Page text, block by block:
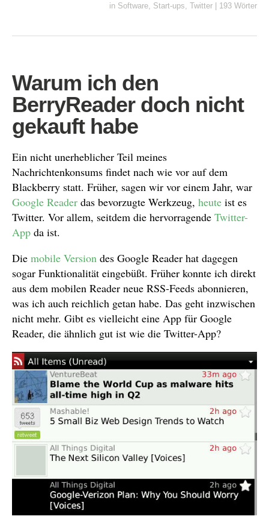
in Software Start-ups Twitter | 193 Wörter
Warum ich den
BerryReader doch nicht
gekauft habe
Ein nicht unerheblicher Teil meines
Nachrichtenkonsums findet nach wie vor auf dem
Blackberry statt. Früher, sagen wir vor einem Jahr, war
Google Reader das bevorzugte Werkzeug, heute ist es
Twitter. Vor allem, seitdem die hervorragende Twitter-
App da ist.
Die mobile Version des Google Reader hat dagegen
sogar Funktionalität eingebüßt. Früher konnte ich direkt
aus dem mobilen Reader neue RSS-Feeds abonnieren,
was ich auch reichlich getan habe. Das geht inzwischen
nicht mehr. Gibt es vielleicht eine App für Google
Reader, die ähnlich gut ist wie die Twitter-App?